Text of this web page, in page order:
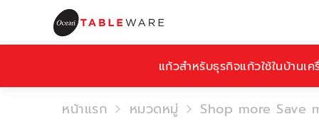
แก้วสำหรับธุรกิจแก้วใช้ในบ้านเ
หน้าแรก หมวดหมู่ Shop more Save